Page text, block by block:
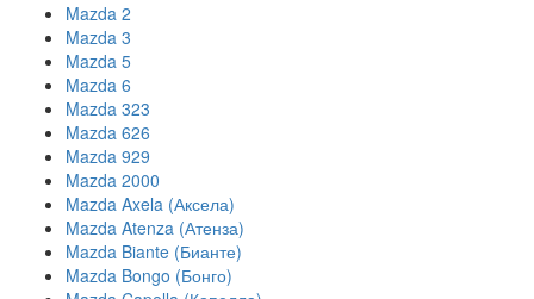
Mazda 2
Mazda 3
Mazda 5
Mazda 6
Mazda 323
Mazda 626
Mazda 929
Mazda 2000
Mazda Axela (Аксела)
Mazda Atenza (Атенза)
Mazda Biante (Бианте)
Mazda Bongo (Бонго)